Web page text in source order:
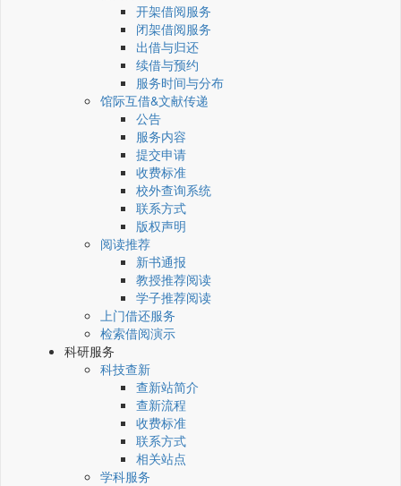
开架借阅服务
闭架借阅服务
出借与归还
续借与预约
服务时间与分布
馆际互借&文献传递
公告
服务内容
提交申请
收费标准
校外查询系统
联系方式
版权声明
阅读推荐
新书通报
教授推荐阅读
学子推荐阅读
上门借还服务
检索借阅演示
科研服务
科技查新
查新站简介
查新流程
收费标准
联系方式
相关站点
学科服务